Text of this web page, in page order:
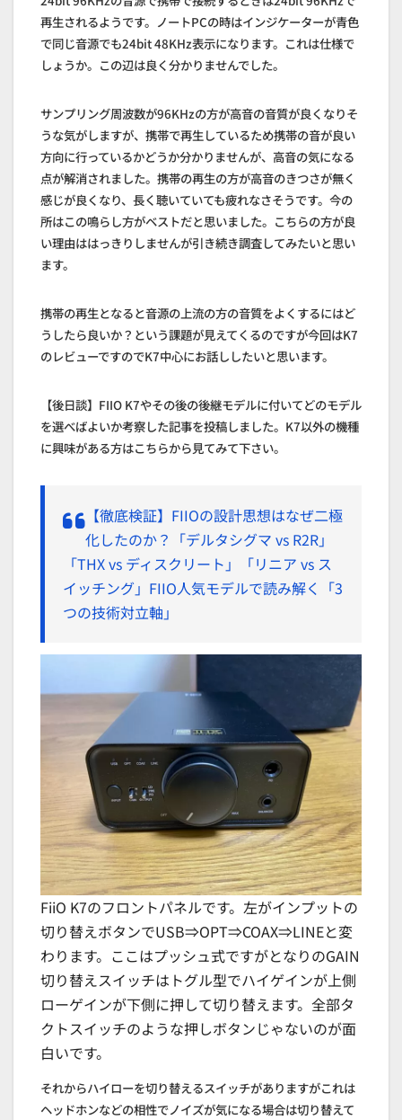
再生されるようです。ノートPCの時はインジケーターが青色
で同じ音源でも24bit 48KHz表示になります。これは仕様で
しょうか。この辺は良く分かりませんでした。
サンプリング周波数が96KHzの方が高音の音質が良くなりそ
うな気がしますが、携帯で再生しているため携帯の音が良い
方向に行っているかどうか分かりませんが、高音の気になる
点が解消されました。携帯の再生の方が高音のきつさが無く
感じが良くなり、長く聴いていても疲れなさそうです。今の
所はこの鳴らし方がベストだと思いました。こちらの方が良
い理由ははっきりしませんが引き続き調査してみたいと思い
ます。
携帯の再生となると音源の上流の方の音質をよくするにはど
うしたら良いか？という課題が見えてくるのですが今回はK7
のレビューですのでK7中心にお話ししたいと思います。
【後日談】FIIO K7やその後の後継モデルに付いてどのモデル
を選べばよいか考察した記事を投稿しました。K7以外の機種
に興味がある方はこちらから見てみて下さい。
【徹底検証】FIIOの設計思想はなぜ二極
化したのか？「デルタシグマ vs R2R」
「THX vs ディスクリート」「リニア vs ス
イッチング」FIIO人気モデルで読み解く「3
つの技術対立軸」
FiiO K7のフロントパネルです。左がインプットの
切り替えボタンでUSB⇒OPT⇒COAX⇒LINEと変
わります。ここはプッシュ式ですがとなりのGAIN
切り替えスイッチはトグル型でハイゲインが上側
ローゲインが下側に押して切り替えます。全部タ
クトスイッチのような押しボタンじゃないのが面
白いです。
それからハイローを切り替えるスイッチがありますがこれは
ヘッドホンなどの相性でノイズが気になる場合は切り替えて